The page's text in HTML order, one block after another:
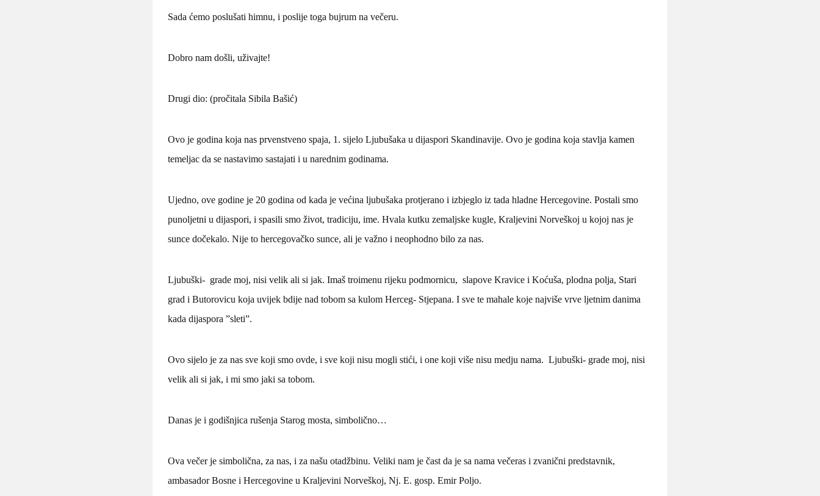
Sada ćemo poslušati himnu, i poslije toga bujrum na večeru.
Dobro nam došli, uživajte!
Drugi dio: (pročitala Sibila Bašić)
Ovo je godina koja nas prvenstveno spaja, 1. sijelo Ljubušaka u dijaspori Skandinavije.Ovo je godina koja stavlja kamen
temeljac da se nastavimo sastajati i u narednim godinama.
Ujedno, ove godine je 20 godina od kada je većina ljubušaka protjerano i izbjeglo iz tada hladne Hercegovine. Postali smo
punoljetni u dijaspori, i spasili smo život, tradiciju, ime. Hvala kutku zemaljske kugle, Kraljevini Norveškoj u kojoj nas je
sunce dočekalo. Nije to hercegovačko sunce, ali je važno i neophodno bilo za nas.
Ljubuški- grade moj, nisi velik ali si jak. Imaš troimenu rijeku podmornicu, slapove Kravice i Koćuša, plodna polja, Stari
grad i Butorovicu koja uvijek bdije nad tobom sa kulom Herceg- Stjepana. I sve te mahale koje najviše vrve ljetnim danima
kada dijaspora ”sleti”.
Ovo sijelo je za nas sve koji smo ovde, i sve koji nisu mogli stići, i one koji više nisu medju nama. Ljubuški- grade moj, nisi
velik ali si jak, i mi smo jaki sa tobom.
Danas je i godišnjica rušenja Starog mosta, simbolično…
Ova večer je simbolična, za nas, i za našu otadžbinu. Veliki nam je čast da je sa nama večeras i zvanični predstavnik,
ambasador Bosne i Hercegovine u Kraljevini Norveškoj, Nj. E. gosp. Emir Poljo.